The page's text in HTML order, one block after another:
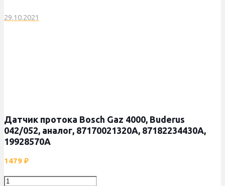
29.10.2021
Датчик протока Bosch Gaz 4000, Buderus
042/052, аналог, 87170021320А, 87182234430А,
19928570А
1479 ₽
Количество